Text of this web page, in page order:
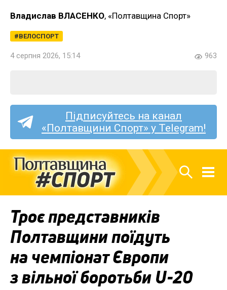
Владислав ВЛАСЕНКО, «Полтавщина Спорт»
ВЕЛОСПОРТ
4 серпня 2026, 15:14 963
Підписуйтесь на канал
«Полтавщини Спорт» у Telegram!
Троє представників
Полтавщини поїдуть
на чемпіонат Європи
з вільної боротьби U-20